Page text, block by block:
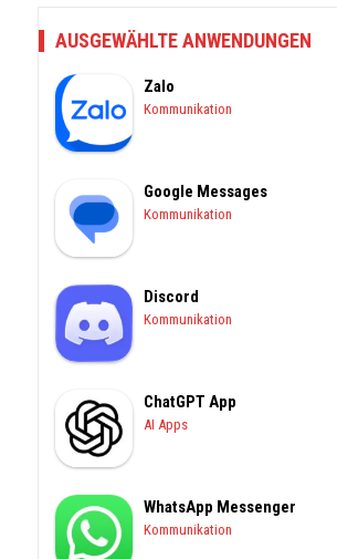
AUSGEWÄHLTE ANWENDUNGEN
Zalo
Kommunikation
Google Messages
Kommunikation
Discord
Kommunikation
ChatGPT App
AI Apps
WhatsApp Messenger
Kommunikation